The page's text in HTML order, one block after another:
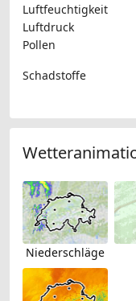
Luftfeuchtigkeit
Luftdruck
Pollen
Schadstoffe
Niederschläge